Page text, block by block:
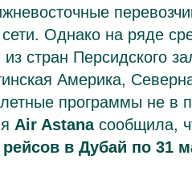
Однако на ряде
стран Персидского
Америка,
программы не в
Air Astana сообщила,
в Дубай по 31